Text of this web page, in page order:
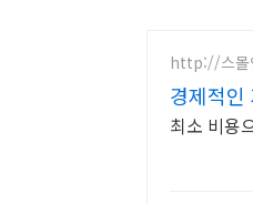
http://스몰
경제적인
최소 비용